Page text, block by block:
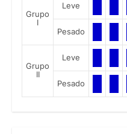
Grupo
I
Leve
Pesado
Grupo
II
Leve
Pesado